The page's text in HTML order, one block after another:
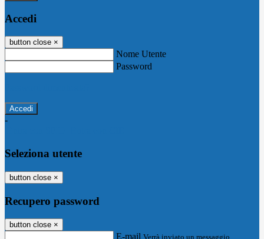
Accedi
button close ×
Nome Utente
Password
-
Seleziona utente
button close ×
Recupero password
button close ×
E-mail Verrà inviato un messaggio